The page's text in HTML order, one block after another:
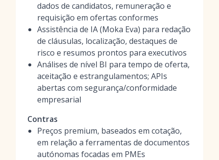
dados de candidatos, remuneração e
requisição em ofertas conformes
Assistência de IA (Moka Eva) para redação
de cláusulas, localização, destaques de
risco e resumos prontos para executivos
Análises de nível BI para tempo de oferta,
aceitação e estrangulamentos; APIs
abertas com segurança/conformidade
empresarial
Contras
Preços premium, baseados em cotação,
em relação a ferramentas de documentos
autónomas focadas em PMEs